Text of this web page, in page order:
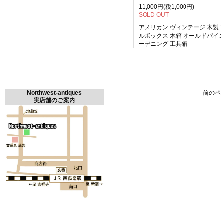
11,000円(税1,000円)
SOLD OUT
アメリカン ヴィンテージ 木製
ルボックス 木箱 オールドパイ
ーデニング 工具箱
前の
Northwest-antiques
実店舗のご案内